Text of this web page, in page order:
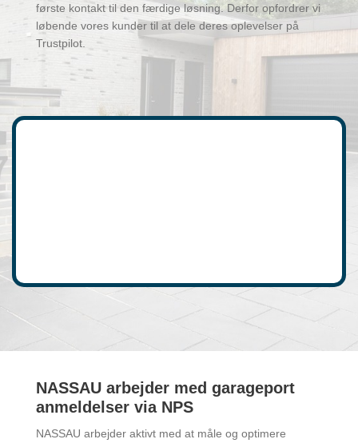
første kontakt til den færdige løsning. Derfor opfordrer vi
løbende vores kunder til at dele deres oplevelser på
Trustpilot.
NASSAU arbejder med garageport
anmeldelser via NPS
NASSAU arbejder aktivt med at måle og optimere